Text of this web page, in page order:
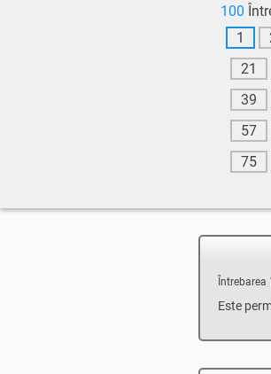
100
1
21
39
57
75
Întrebarea 1
Este